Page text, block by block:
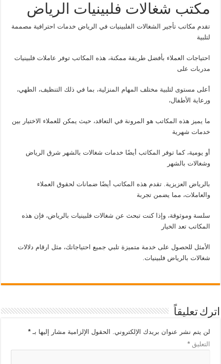
مكتب شغالات فلبينيات الرياض
تقدم مكاتب تأجير الشغالات الفلبينيات في الرياض خدمات احترافية مصممة
لتلبية
احتياجات العملاء بأفضل طريقة ممكنة، هذه المكاتب توفر عاملات فلبينيات
مدربات على
أعلى مستوى لتلبية مختلف المهام المنزلية، بما في ذلك التنظيف، الطهي،
ورعاية الأطفال،
ما يميز هذه المكاتب هو المرونة في التعاقد، حيث يمكن للعملاء الاختيار بين
خدمات شهرية
أو يومية، كما توفر المكاتب أيضًا خدمات شغالات بالشهر شرق الرياض
وشغالات بالشهر
بالرياض العزيزية. تقدم هذه المكاتب أيضًا ضمانات لحقوق العملاء
والعاملات، مما يضمن تجربة
سلسة وموثوقة، وإذا كنت تبحث عن شغالات فلبينيات بالرياض، فإن هذه
المكاتب تعد الخيار
الأمثل للحصول على خدمة متميزة تلبي جميع احتياجاتك، مثل ارقام دلالات
شغالات بالرياض فلبينيات.
اترك تعليقاً
لن يتم نشر عنوان بريدك الإلكتروني. الحقول الإلزامية مشار إليها بـ*
التعليق*